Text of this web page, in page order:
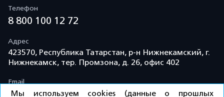
Телефон
8 800 100 12 72
Адрес
423570, Республика Татарстан, р-н Нижнекамский, г.
Нижнекамск, тер. Промзона, д. 26, офис 402
Email
info@td-kama.com
Мы используем cookies (данные о прошлых